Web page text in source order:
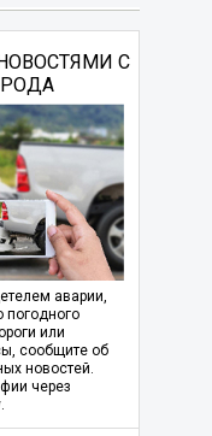
С
аварии,
погодного
или
сообщите об
новостей.
через